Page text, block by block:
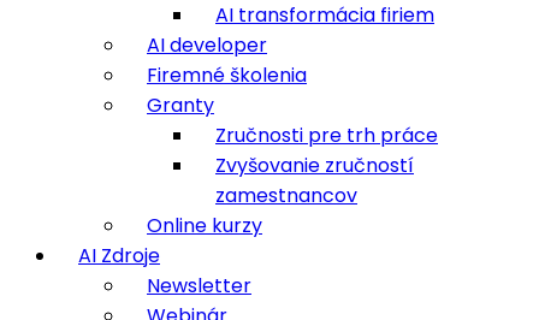
AI transformácia firiem
AI developer
Firemné školenia
Granty
Zručnosti pre trh práce
Zvyšovanie zručností
zamestnancov
Online kurzy
AI Zdroje
Newsletter